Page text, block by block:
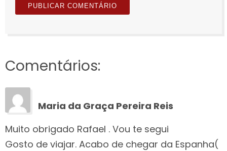
Comentários:
Maria da Graça Pereira Reis
Muito obrigado Rafael . Vou te segui
Gosto de viajar. Acabo de chegar da Espanha(